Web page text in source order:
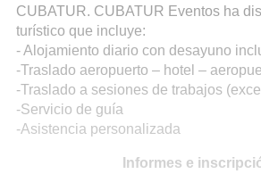
CUBATUR. CUBATUR Eventos ha
turístico que incluye:
- Alojamiento diario con desayuno
-Traslado aeropuerto – hotel –
-Traslado a sesiones de trabajos
-Servicio de guía
-Asistencia personalizada
Informes e